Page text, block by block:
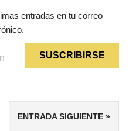
entradas en tu correo
SUSCRIBIRSE
ENTRADA SIGUIENTE